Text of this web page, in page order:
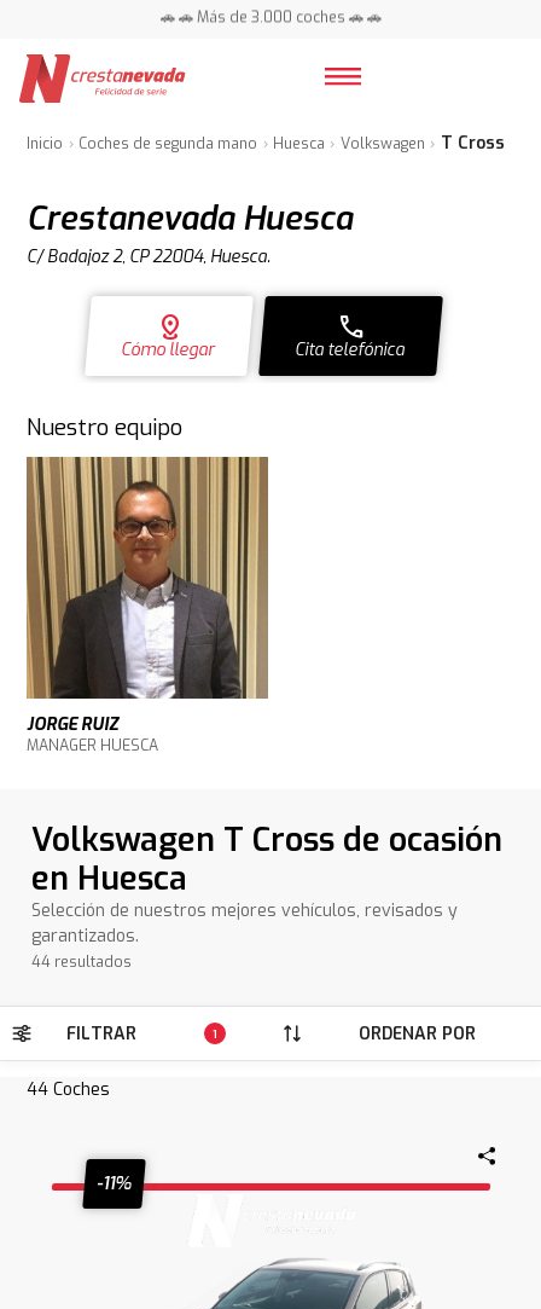
📍 Centros en toda España ⭐
📍 Centros en toda España ⭐
Inicio Coches de segunda mano Huesca Volkswagen T Cross
Crestanevada Huesca
C/ Badajoz 2, CP 22004, Huesca.
distance
Cómo llegar
call
Cita telefónica
Nuestro equipo
JORGE RUIZ
MANAGER HUESCA
Volkswagen T Cross de ocasión
en Huesca
Selección de nuestros mejores vehículos, revisados y
garantizados.
44 resultados
FILTRAR 1 ORDENAR POR
44 Coches
-11%